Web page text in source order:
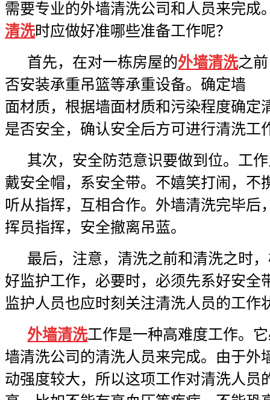
需要专业的外墙清洗公司和人员来完成
清洗时应做好准哪些准备工作呢？
首先，在对一栋房屋的外墙清洗之
否安装承重吊篮等承重设备。确定墙
面材质，根据墙面材质和污染程度确定
是否安全，确认安全后方可进行清洗工
其次，安全防范意识要做到位。工
戴安全帽，系安全带。不嬉笑打闹，不
听从指挥，互相合作。 外墙清洗完毕后
挥员指挥，安全撤离吊蓝。
最后，注意， 清洗之前和清洗之时
好监护工作，必要时，必须先系好安全
监护人员也应时刻关注清洗人员的工作
外墙清洗工作是一种高难度工作。
墙清洗公司的清洗人员来完成。由于外
动强度较大，所以这项工作对清洗人员